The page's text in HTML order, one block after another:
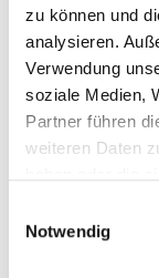
zu können und
analysieren.
Verwendung
soziale Medien,
Partner führen
weiteren Daten
Notwendig
Bitte geben
Sie sind
Zur